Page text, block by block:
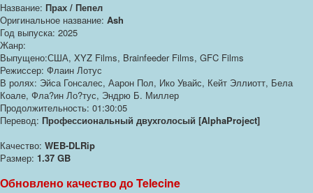
Название: Прах / Пепел
Оригинальное название: Ash
Год выпуска: 2025
Жанр:
Выпущено:США, XYZ Films, Brainfeeder Films, GFC Films
Режиссер: Флаин Лотус
В ролях: Эйса Гонсалес, Аарон Пол, Ико Увайс, Кейт Эллиотт, Бела
Коале, Фла?ин Ло?тус, Эндрю Б. Миллер
Продолжительность: 01:30:05
Перевод: Профессиональный двухголосый [AlphaProject]
Качество: WEB-DLRip
Размер: 1.37 GB
Обновлено качество до Telecine